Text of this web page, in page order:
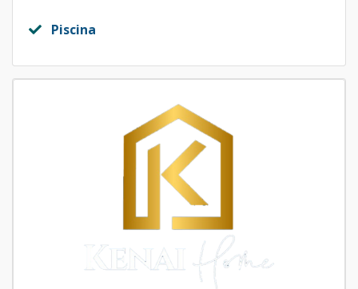
Piscina